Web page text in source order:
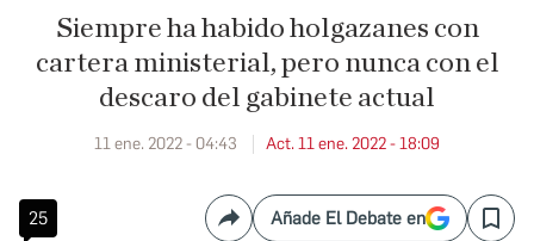
Siempre ha habido holgazanes con
cartera ministerial, pero nunca con el
descaro del gabinete actual
11 ene. 2022 - 04:43 Act. 11 ene. 2022 - 18:09
25 CompartirAñade El Debate en Save